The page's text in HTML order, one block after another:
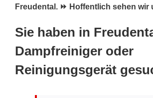
Freudental. ⏩ Hoffentlich sehen
Sie haben in
Dampfreiniger oder
Reinigungsgerät